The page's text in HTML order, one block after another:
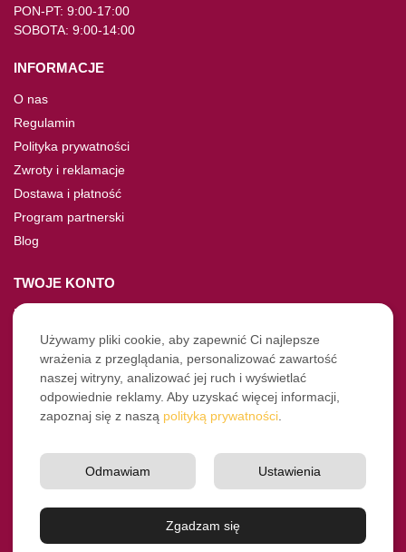
PON-PT: 9:00-17:00
SOBOTA: 9:00-14:00
INFORMACJE
O nas
Regulamin
Polityka prywatności
Zwroty i reklamacje
Dostawa i płatność
Program partnerski
Blog
TWOJE KONTO
Moje konto
Nie pamiętasz hasła?
Twoje zamówienia
NASZE SOCIALE
Instagram
© Pro-Fryz.pl 2021-2026
Używamy pliki cookie, aby zapewnić Ci najlepsze
wrażenia z przeglądania, personalizować zawartość
naszej witryny, analizować jej ruch i wyświetlać
odpowiednie reklamy. Aby uzyskać więcej informacji,
zapoznaj się z naszą polityką prywatności
Zgadzam się
Ustawienia
Odmawiam